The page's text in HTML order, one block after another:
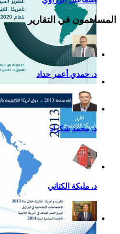
التقرير السياسي لأمريكا
اللاتينية للعام 2020
المساهمون في التقارير
د. حمدي أعمر حداد
د. محمد شكراد
د. مليكة الكتاني